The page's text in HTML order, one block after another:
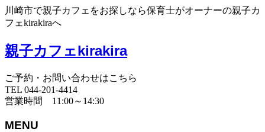
川崎市で親子カフェをお探しなら保育士がオーナーの親子カ
フェkirakiraへ
親子カフェkirakira
ご予約・お問い合わせはこちら
TEL 044-201-4414
営業時間 11:00～14:30
MENU